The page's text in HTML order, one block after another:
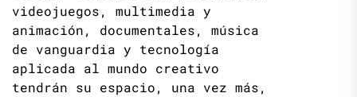
videojuegos, multimedia y
animación, documentales, música
de vanguardia y tecnología
aplicada al mundo creativo
tendrán su espacio, una vez más,